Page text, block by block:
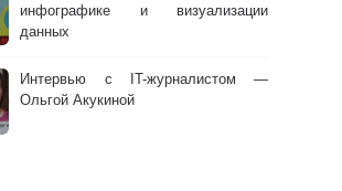
инфографике и визуализации
данных
Интервью с IT-журналистом —
Ольгой Акукиной